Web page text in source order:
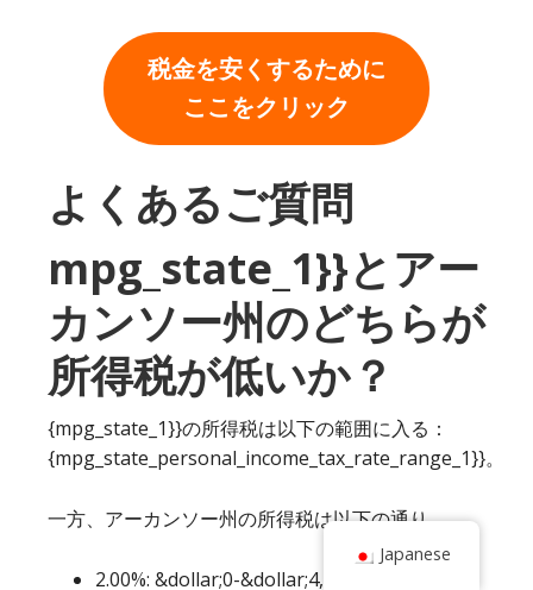
税金を安くするために
ここをクリック
よくあるご質問
mpg_state_1}}とアー
カンソー州のどちらが
所得税が低いか？
{mpg_state_1}}の所得税は以下の範囲に入る：
{mpg_state_personal_income_tax_rate_range_1}}。
一方、アーカンソー州の所得税は以下の通り。
2.00%: &dollar;0-&dollar;4,300
Japanese